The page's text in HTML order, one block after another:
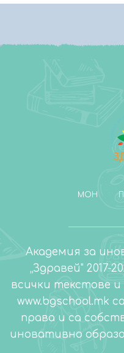
МОН
Академия за
„Здравей" 2017-
всички текстове
www.bgschool.mk
права и са
иновативно